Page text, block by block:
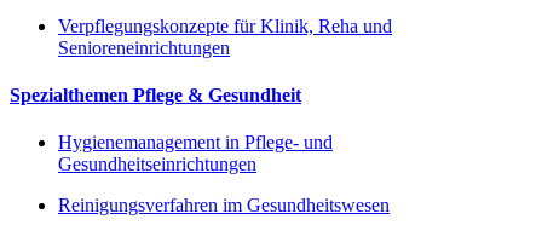
Verpflegungskonzepte für Klinik, Reha und
Senioreneinrichtungen
Spezialthemen Pflege & Gesundheit
Hygienemanagement in Pflege- und
Gesundheitseinrichtungen
Reinigungsverfahren im Gesundheitswesen